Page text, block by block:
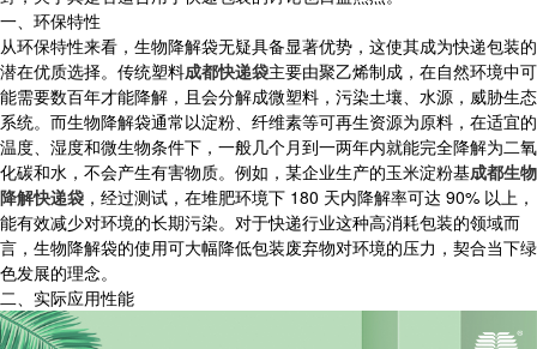
一、环保特性
从环保特性来看，生物降解袋无疑具备显著优势，这使其成为快递包装的
潜在优质选择。传统塑料成都快递袋主要由聚乙烯制成，在自然环境中可
能需要数百年才能降解，且会分解成微塑料，污染土壤、水源，威胁生态
系统。而生物降解袋通常以淀粉、纤维素等可再生资源为原料，在适宜的
温度、湿度和微生物条件下，一般几个月到一两年内就能完全降解为二氧
化碳和水，不会产生有害物质。例如，某企业生产的玉米淀粉基成都生物
降解快递袋 ，经过测试，在堆肥环境下 180 天内降解率可达 90% 以上，
能有效减少对环境的长期污染。对于快递行业这种高消耗包装的领域而
言，生物降解袋的使用可大幅降低包装废弃物对环境的压力，契合当下绿
色发展的理念。
二、实际应用性能